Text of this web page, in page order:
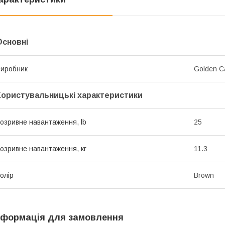
Golden
характеристики
навантаження, lb 25
навантаження, кг 11.3
Brown
для замовлення